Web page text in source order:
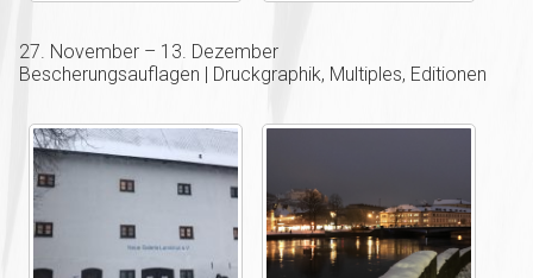
27. November – 13. Dezember
Bescherungsauflagen | Druckgraphik, Multiples, Editionen